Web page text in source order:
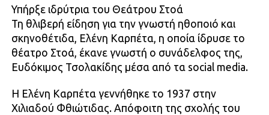
Υπήρξε ιδρύτρια του Θεάτρου Στοά
Τη θλιβερή είδηση για την γνωστή ηθοποιό και
σκηνοθέτιδα, Ελένη Καρπέτα, η οποία ίδρυσε το
θέατρο Στοά, έκανε γνωστή ο συνάδελφος της,
Ευδόκιμος Τσολακίδης μέσα από τα social media.
Η Ελένη Καρπέτα γεννήθηκε το 1937 στην
Χιλιαδού Φθιώτιδας. Απόφοιτη της σχολής του